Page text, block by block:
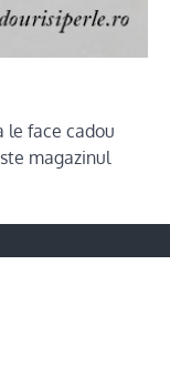
le face cadou
magazinul